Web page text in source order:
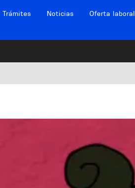
Trámites Noticias Oferta laboral